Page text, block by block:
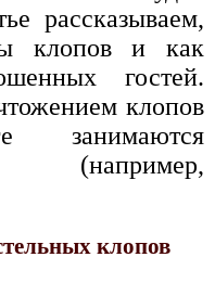
рассказываем,
клопов и как
гостей.
клопов
занимаются
клопов